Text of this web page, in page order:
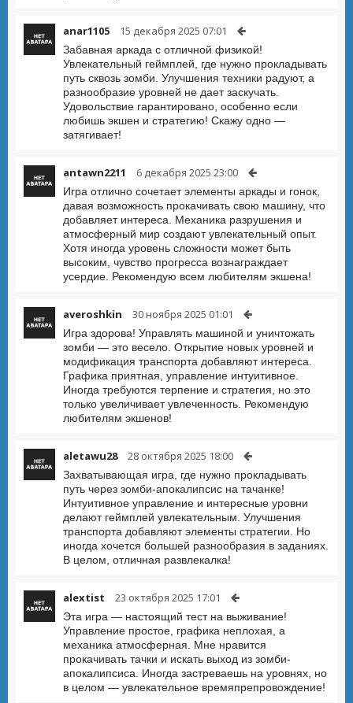
anar1105 15 декабря 2025 07:01
Забавная аркада с отличной физикой!
Увлекательный геймплей, где нужно прокладывать
путь сквозь зомби. Улучшения техники радуют, а
разнообразие уровней не дает заскучать.
Удовольствие гарантировано, особенно если
любишь экшен и стратегию! Скажу одно —
затягивает!
antawn2211 6 декабря 2025 23:00
Игра отлично сочетает элементы аркады и гонок,
давая возможность прокачивать свою машину, что
добавляет интереса. Механика разрушения и
атмосферный мир создают увлекательный опыт.
Хотя иногда уровень сложности может быть
высоким, чувство прогресса вознаграждает
усердие. Рекомендую всем любителям экшена!
averoshkin 30 ноября 2025 01:01
Игра здорова! Управлять машиной и уничтожать
зомби — это весело. Открытие новых уровней и
модификация транспорта добавляют интереса.
Графика приятная, управление интуитивное.
Иногда требуются терпение и стратегия, но это
только увеличивает увлеченность. Рекомендую
любителям экшенов!
aletawu28 28 октября 2025 18:00
Захватывающая игра, где нужно прокладывать
путь через зомби-апокалипсис на тачанке!
Интуитивное управление и интересные уровни
делают геймплей увлекательным. Улучшения
транспорта добавляют элементы стратегии. Но
иногда хочется большей разнообразия в заданиях.
В целом, отличная развлекалка!
alextist 23 октября 2025 17:01
Эта игра — настоящий тест на выживание!
Управление простое, графика неплохая, а
механика атмосферная. Мне нравится
прокачивать тачки и искать выход из зомби-
апокалипсиса. Иногда застреваешь на уровнях, но
в целом — увлекательное времяпрепровождение!